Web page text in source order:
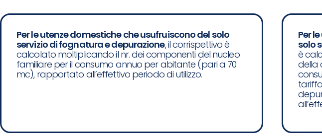
Per le utenze domestiche che usufruiscono del solo
servizio di fognatura e depurazione, il corrispettivo è
calcolato moltiplicando il nr. dei componenti del nucleo
familiare per il consumo annuo per abitante (pari a 70
mc), rapportato all’effettivo periodo di utilizzo.
Per
solo
è
della